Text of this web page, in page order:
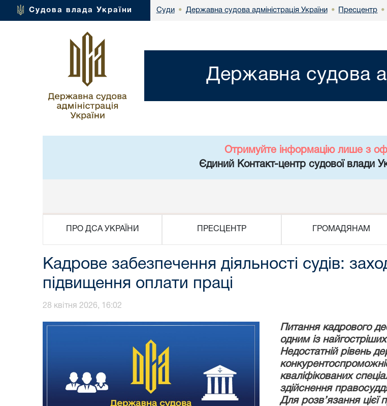
Судова влада України Суди • Державна судова адміністрація України • Пресцентр •
Державна судова
Отримуйте інформацію лише з
Єдиний Контакт-центр судової влади
ПРО ДСА УКРАЇНИ ПРЕСЦЕНТР ГРОМАДЯНАМ
Кадрове забезпечення діяльності судів:
підвищення оплати праці
28 квітня 2026, 16:02
Питання кадрового
одним із
Недостатній рівень
кваліфікованих
здійснення
Для розв’язання цієї